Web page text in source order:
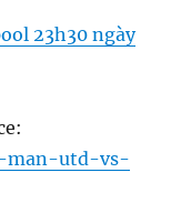
23h30 ngày
man-utd-vs-